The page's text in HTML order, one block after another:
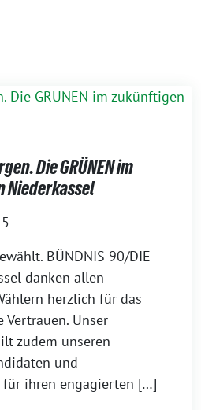
Die GRÜNEN im
Niederkassel
BÜNDNIS 90/DIE
danken allen
herzlich für das
Vertrauen. Unser
zudem unseren
und
für ihren engagierten […]